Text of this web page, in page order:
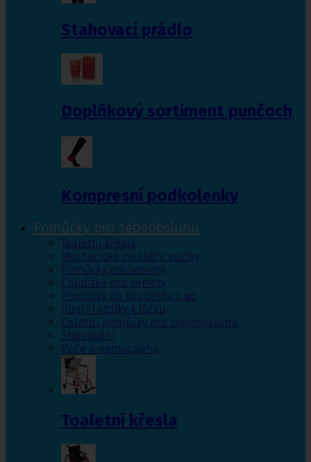
Stahovací prádlo
Doplňkový sortiment punčoch
Kompresní podkolenky
Pomůcky pro sebeobsluhu
Toaletní křesla
Mechanické invalidní vozíky
Pomůcky pro seniory
Chodítka pro seniory
Pomůcky do koupelny a wc
Jídelní stolky k lůžku
Ostatní pomůcky pro sebeobsluhu
Stravování
Péče o nemocného
Toaletní křesla